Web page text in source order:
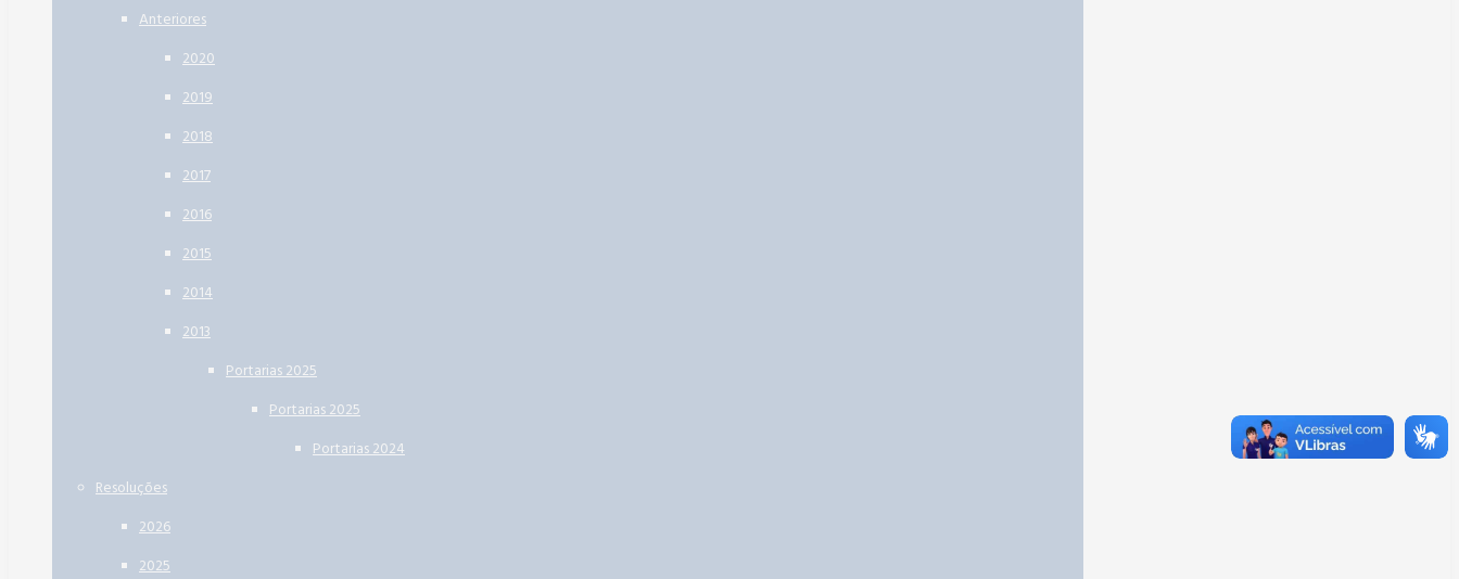
Anteriores
2020
2019
2018
2017
2016
2015
2014
2013
Portarias 2025
Portarias 2025
Portarias 2024
Resoluções
2026
2025